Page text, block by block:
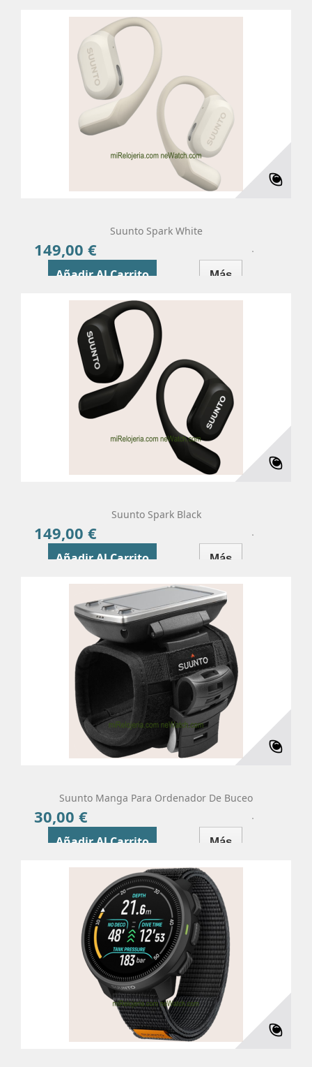
Suunto Spark White
149,00 €
Añadir Al Carrito Más
Suunto Spark Black
149,00 €
Añadir Al Carrito Más
Suunto Manga Para Ordenador De Buceo
30,00 €
Añadir Al Carrito Más